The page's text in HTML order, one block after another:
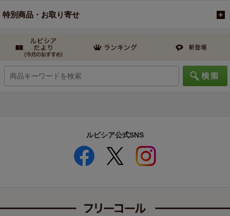
特別商品・お取り寄せ
ルピシア公式SNS